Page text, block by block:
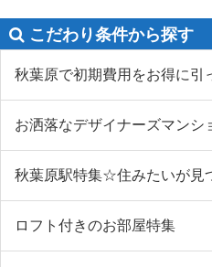
こだわり条件から探す
秋葉原で初期費用をお得に引
お洒落なデザイナーズマン
秋葉原駅特集☆住みたいが見
ロフト付きのお部屋特集